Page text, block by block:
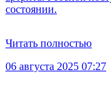
состоянии.
Читать полностью
06 августа 2025 07:27